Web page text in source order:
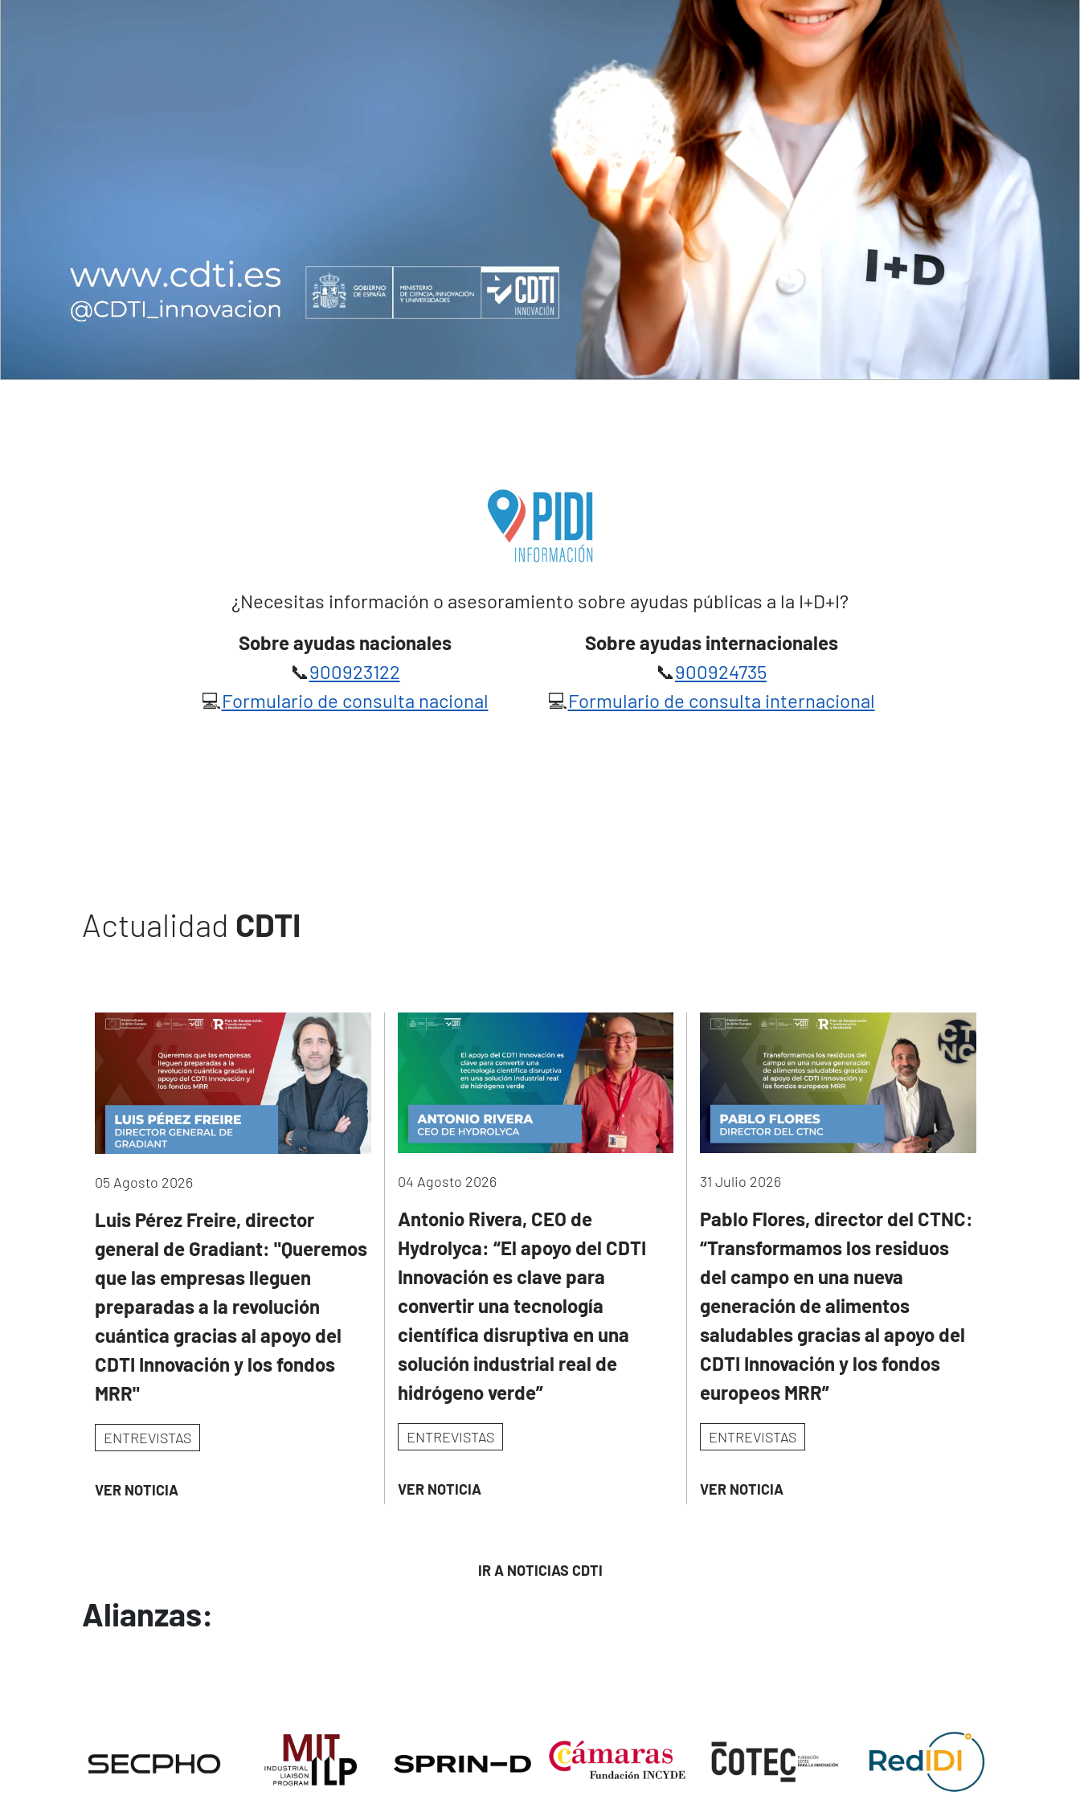
¿Necesitas información o asesoramiento sobre ayudas públicas a la I+D+I?
Sobre ayudas nacionales
Sobre ayudas internacionales
📞900923122 📞900924735
💻 Formulario de consulta nacional 💻 Formulario de consulta internacional
Actualidad CDTI
05 Agosto 2026
Luis Pérez Freire, director
general de Gradiant: "Queremos
que las empresas lleguen
preparadas a la revolución
cuántica gracias al apoyo del
CDTI Innovación y los fondos
MRR"
ENTREVISTAS
VER NOTICIA
04 Agosto 2026
Antonio Rivera, CEO de
Hydrolyca: “El apoyo del CDTI
Innovación es clave para
convertir una tecnología
científica disruptiva en una
solución industrial real de
hidrógeno verde”
ENTREVISTAS
VER NOTICIA
31 Julio 2026
Pablo Flores, director del CTNC:
“Transformamos los residuos
del campo en una nueva
generación de alimentos
saludables gracias al apoyo del
CDTI Innovación y los fondos
europeos MRR”
ENTREVISTAS
VER NOTICIA
IR A NOTICIAS CDTI
Alianzas: